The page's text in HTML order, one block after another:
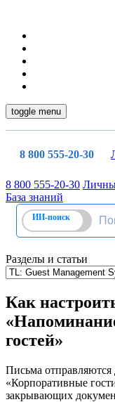
toggle menu
8 800 555-20-30
8 800 555-20-30
База знаний
Разделы и статьи
Как
гостей»
Письма отправляются
«Корпоративные
закрывающих